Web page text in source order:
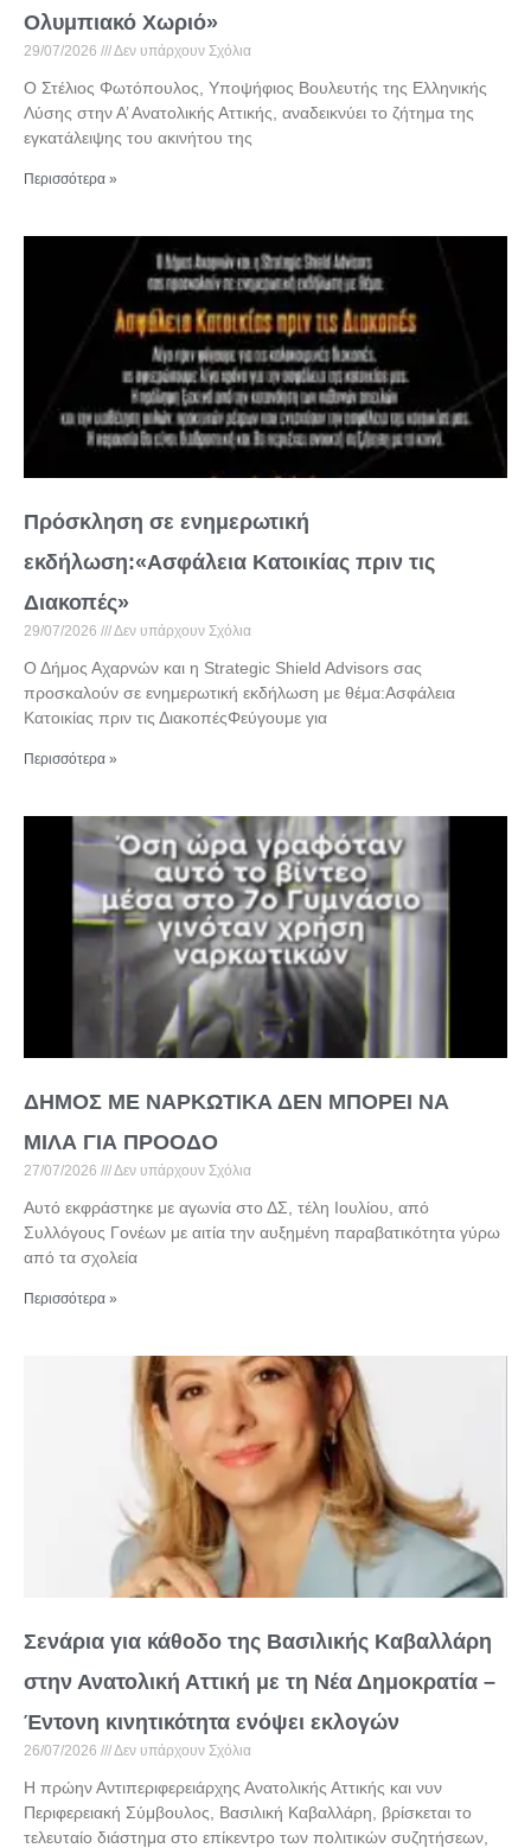
Ολυμπιακό Χωριό»
29/07/2026 Δεν υπάρχουν Σχόλια
Ο Στέλιος Φωτόπουλος, Υποψήφιος Βουλευτής της Ελληνικής
Λύσης στην Α’ Ανατολικής Αττικής, αναδεικνύει το ζήτημα της
εγκατάλειψης του ακινήτου της
Περισσότερα »
Πρόσκληση σε ενημερωτική
εκδήλωση:«Ασφάλεια Κατοικίας πριν τις
Διακοπές»
29/07/2026 Δεν υπάρχουν Σχόλια
Ο Δήμος Αχαρνών και η Strategic Shield Advisors σας
προσκαλούν σε ενημερωτική εκδήλωση με θέμα:Ασφάλεια
Κατοικίας πριν τις ΔιακοπέςΦεύγουμε για
Περισσότερα »
ΔΗΜΟΣ ΜΕ ΝΑΡΚΩΤΙΚΑ ΔΕΝ ΜΠΟΡΕΙ ΝΑ
ΜΙΛΑ ΓΙΑ ΠΡΟΟΔΟ
27/07/2026 Δεν υπάρχουν Σχόλια
Αυτό εκφράστηκε με αγωνία στο ΔΣ, τέλη Ιουλίου, από
Συλλόγους Γονέων με αιτία την αυξημένη παραβατικότητα γύρω
από τα σχολεία
Περισσότερα »
Σενάρια για κάθοδο της Βασιλικής Καβαλλάρη
στην Ανατολική Αττική με τη Νέα Δημοκρατία –
Έντονη κινητικότητα ενόψει εκλογών
26/07/2026 Δεν υπάρχουν Σχόλια
Η πρώην Αντιπεριφερειάρχης Ανατολικής Αττικής και νυν
Περιφερειακή Σύμβουλος, Βασιλική Καβαλλάρη, βρίσκεται το
τελευταίο διάστημα στο επίκεντρο των πολιτικών συζητήσεων,